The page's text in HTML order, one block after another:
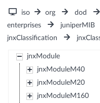
iso org dod
enterprises
juniperMIB
jnxClassification
jnxModule
jnxModuleM40
jnxModuleM20
jnxModuleM160